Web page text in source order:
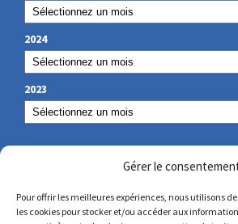
Gérer le
Pour offrir les meilleures expériences, nous utilisons
les cookies pour stocker et/ou accéder aux
2024
2023
NOS COORDONNÉES
secretariat@lamennais.org